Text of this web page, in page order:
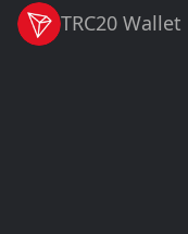
TRC20 Wallet